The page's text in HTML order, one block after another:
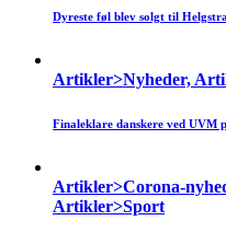
Dyreste føl blev solgt til
Artikler>Nyheder,
Finaleklare danskere ved UVM
Artikler>Corona-
Artikler>Sport